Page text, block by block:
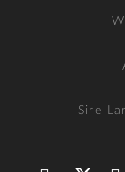
Sire